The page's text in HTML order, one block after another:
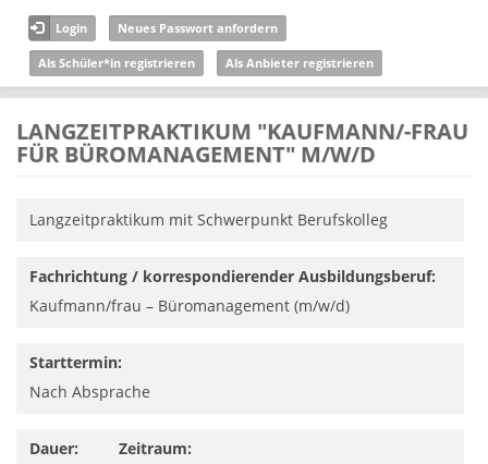
Direkt zum Inhalt
Login Neues Passwort anfordern
Als Schüler*in registrieren Als Anbieter registrieren
LANGZEITPRAKTIKUM "KAUFMANN/-FRAU
FÜR BÜROMANAGEMENT" M/W/D
Langzeitpraktikum mit Schwerpunkt Berufskolleg
Fachrichtung / korrespondierender Ausbildungsberuf:
Kaufmann/­frau – Büromanagement (m/w/d)
Starttermin:
Nach Absprache
Dauer:
Zeitraum: